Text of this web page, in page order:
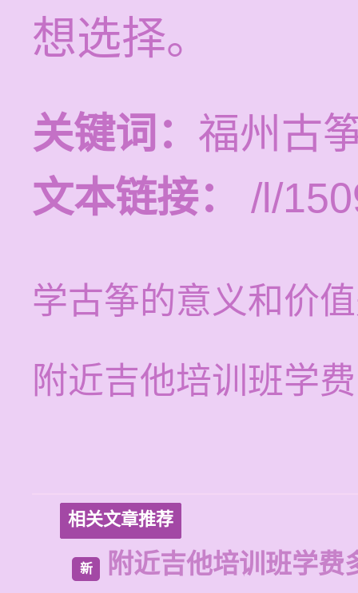
想选择。
关键词： 福州古
文本链接：
/l/
学古筝的意义和价
附近吉他培训班学
相关文章推荐
新 附近吉他培训班学费